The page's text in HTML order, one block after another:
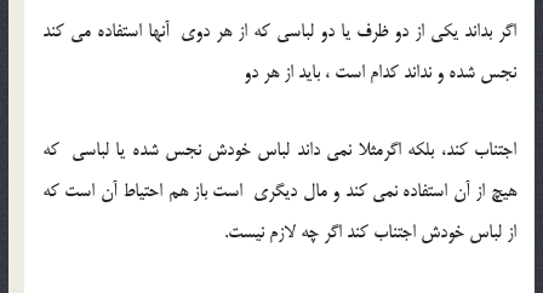
اگر بداند یکی از دو ظرف یا دو لباسی که از هر دوی آنها استفاده می کند
نجس شده و نداند کدام است ، باید از هر دو
اجتناب کند، بلکه اگرمثلا نمی داند لباس خودش نجس شده یا لباسی که
هیچ از آن استفاده نمی کند و مال دیگری است باز هم احتیاط آن است که
از لباس خودش اجتناب کند اگر چه لازم نیست.